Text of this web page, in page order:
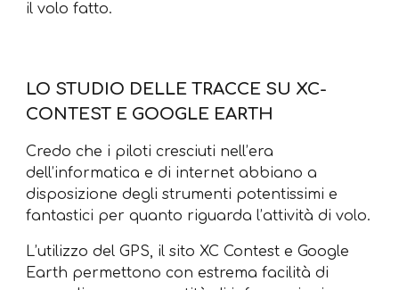
il volo fatto.
LO STUDIO DELLE TRACCE SU XC-
CONTEST E GOOGLE EARTH
Credo che i piloti cresciuti nell’era
dell’informatica e di internet abbiano a
disposizione degli strumenti potentissimi e
fantastici per quanto riguarda l’attività di volo.
L’utilizzo del GPS, il sito XC Contest e Google
Earth permettono con estrema facilità di